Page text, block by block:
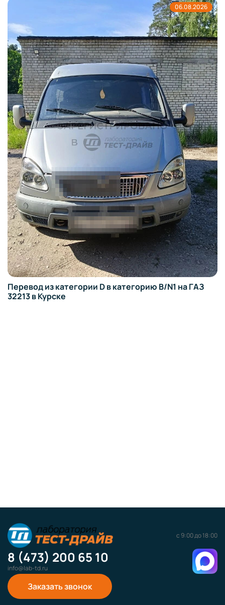
06.08.2026
Перевод из категории D в категорию B/N1 на ГАЗ
32213 в Курске
с 9:00 до 18:00
8 (473) 200 65 10
info@lab-td.ru
Заказать звонок